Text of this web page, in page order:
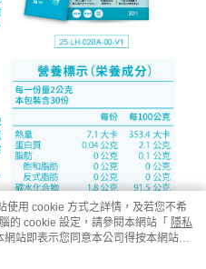
使用 cookie 方式之詳情，及若您不希
的 cookie 設定，請參閱本網站「 隱私
站即表示您同意本公司得按本網站使